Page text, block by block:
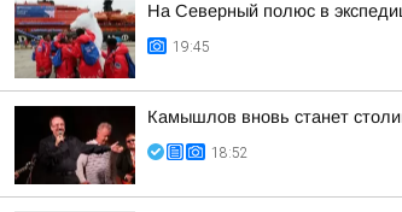
На Северный полюс в
19:45
Камышлов вновь станет
18:52